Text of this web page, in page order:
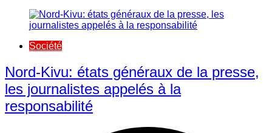
Société
Nord-Kivu: états généraux de la presse,
les journalistes appelés à la
responsabilité